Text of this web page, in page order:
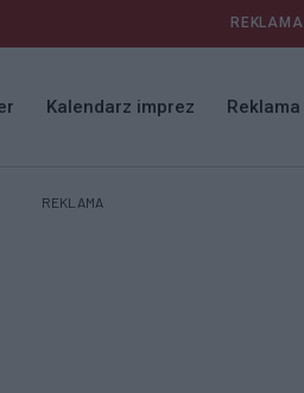
REKLAMA
Kalendarz imprez Reklama
REKLAMA